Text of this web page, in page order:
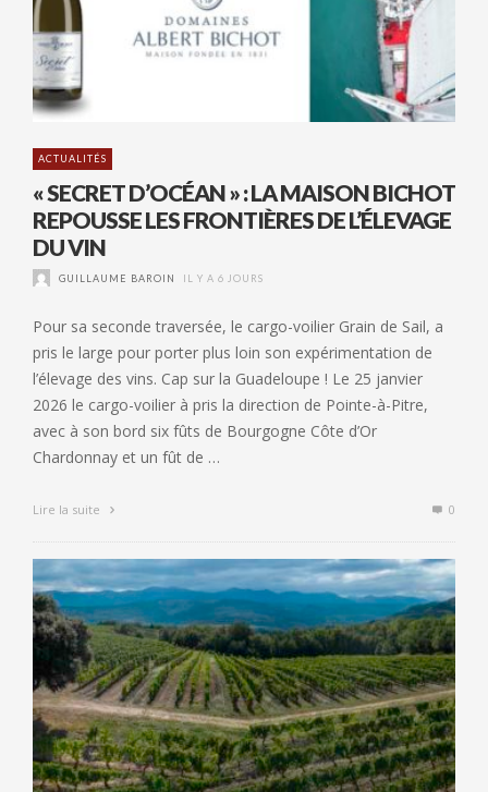
ACTUALITÉS
« SECRET D’OCÉAN » : LA MAISON BICHOT
REPOUSSE LES FRONTIÈRES DE L’ÉLEVAGE
DU VIN
GUILLAUME BAROIN IL Y A 6 JOURS
Pour sa seconde traversée, le cargo-voilier Grain de Sail, a
pris le large pour porter plus loin son expérimentation de
l’élevage des vins. Cap sur la Guadeloupe ! Le 25 janvier
2026 le cargo-voilier à pris la direction de Pointe-à-Pitre,
avec à son bord six fûts de Bourgogne Côte d’Or
Chardonnay et un fût de …
Lire la suite 0